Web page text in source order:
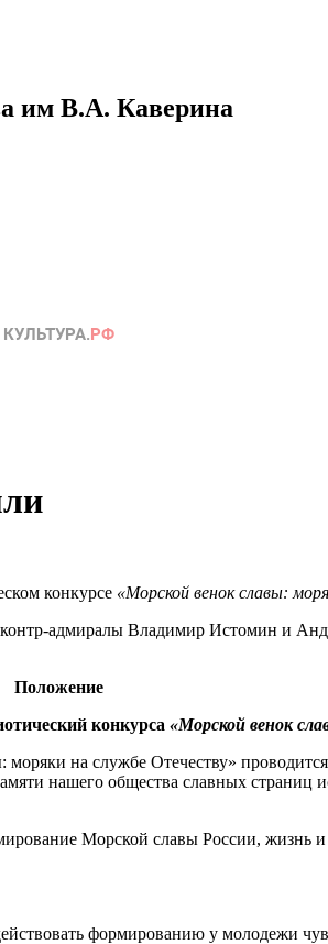
им В.А. Каверина
конкурсе «Морской венок славы:
адмиралы Владимир Истомин и
Положение
конкурса «Морской венок
на службе Отечеству»
нашего общества славных
Морской славы России, жизнь и
формированию у молодежи